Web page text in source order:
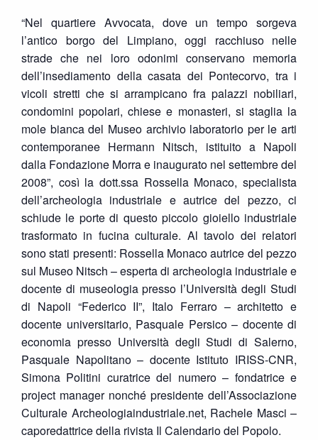
“Nel quartiere Avvocata, dove un tempo sorgeva
l’antico borgo del Limpiano, oggi racchiuso nelle
strade che nei loro odonimi conservano memoria
dell’insediamento della casata dei Pontecorvo, tra i
vicoli stretti che si arrampicano fra palazzi nobiliari,
condomini popolari, chiese e monasteri, si staglia la
mole bianca del Museo archivio laboratorio per le arti
contemporanee Hermann Nitsch, istituito a Napoli
dalla Fondazione Morra e inaugurato nel settembre del
2008”, così la dott.ssa Rossella Monaco, specialista
dell’archeologia industriale e autrice del pezzo, ci
schiude le porte di questo piccolo gioiello industriale
trasformato in fucina culturale. Al tavolo dei relatori
sono stati presenti: Rossella Monaco autrice del pezzo
sul Museo Nitsch – esperta di archeologia industriale e
docente di museologia presso l’Università degli Studi
di Napoli “Federico II”, Italo Ferraro – architetto e
docente universitario, Pasquale Persico – docente di
economia presso Università degli Studi di Salerno,
Pasquale Napolitano – docente Istituto IRISS-CNR,
Simona Politini curatrice del numero – fondatrice e
project manager nonché presidente dell’Associazione
Culturale Archeologiaindustriale.net, Rachele Masci –
caporedattrice della rivista Il Calendario del Popolo.